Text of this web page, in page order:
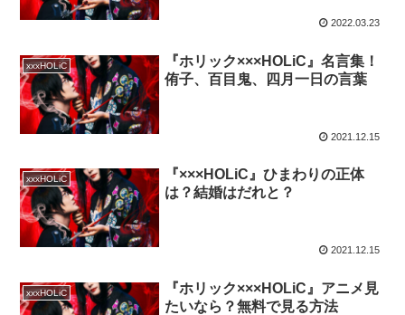
2022.03.23
xxxHOLiC
『ホリック×××HOLiC』名言集！
侑子、百目鬼、四月一日の言葉
2021.12.15
xxxHOLiC
『×××HOLiC』ひまわりの正体
は？結婚はだれと？
2021.12.15
xxxHOLiC
『ホリック×××HOLiC』アニメ見
たいなら？無料で見る方法